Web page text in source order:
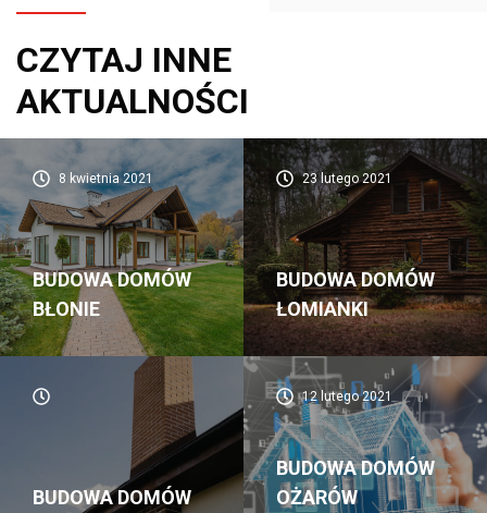
CZYTAJ INNE
AKTUALNOŚCI
8 kwietnia 2021
BUDOWA DOMÓW
BŁONIE
23 lutego 2021
BUDOWA DOMÓW
ŁOMIANKI
BUDOWA DOMÓW
12 lutego 2021
BUDOWA DOMÓW
OŻARÓW